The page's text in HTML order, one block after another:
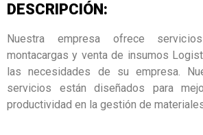
DESCRIPCIÓN:
Nuestra empresa ofrece
montacargas y venta de insumos
las necesidades de su empresa.
servicios están diseñados para
productividad en la gestión de